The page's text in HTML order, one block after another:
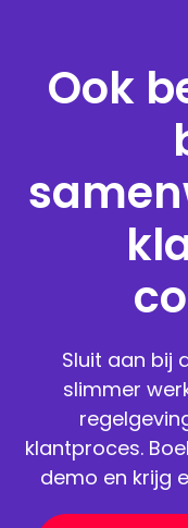
Ook
Sluit aan bij
slimmer
klantproces.
demo en krijg